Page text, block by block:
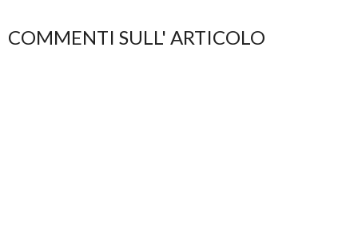
COMMENTI SULL' ARTICOLO